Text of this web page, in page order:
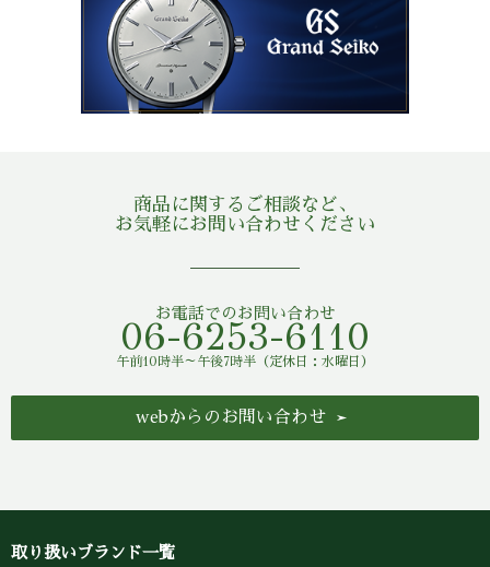
商品に関するご相談など、
お気軽にお問い合わせください
お電話でのお問い合わせ
06-6253-6110
午前10時半～午後7時半（定休日：水曜日）
webからのお問い合わせ
取り扱いブランド一覧